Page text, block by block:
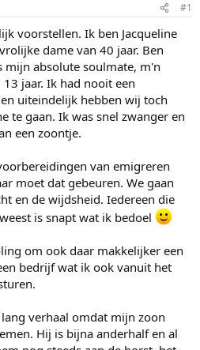
#1
voorstellen. Ik ben Jacqueline
dame van 40 jaar. Ben
absolute soulmate, m'n
jaar. Ik had nooit een
uiteindelijk hebben wij toch
te gaan. Ik was snel zwanger en
een zoontje.
van emigreren
moet dat gebeuren. We gaan
en de wijdsheid. Iedereen die
is snapt wat ik bedoel
om ook daar makkelijker een
bedrijf wat ik ook vanuit het
verhaal omdat mijn zoon
Hij is bijna anderhalf en al